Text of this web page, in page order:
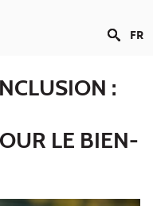
FR
:
LE BIEN-